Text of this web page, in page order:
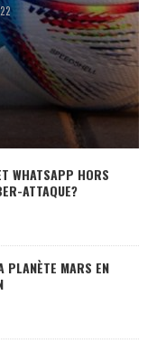
WHATSAPP HORS
ATTAQUE?
PLANÈTE MARS EN